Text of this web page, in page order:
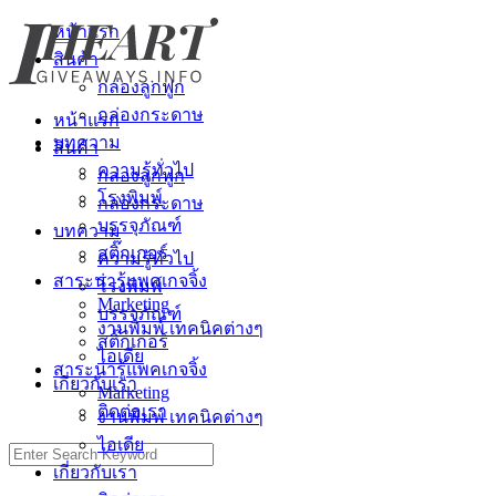
Skip
content
หน้าแรก
สินค้า
กล่องลูกฟูก
กล่องกระดาษ
บทความ
ความรู้ทั่วไป
โรงพิมพ์
บรรจุภัณฑ์
สติ๊กเกอร์
สาระน่ารู้แพคเกจจิ้ง
Marketing
งานพิมพ์ เทคนิคต่างๆ
ไอเดีย
เกี่ยวกับเรา
หน้าแรก
สินค้า
กล่องลูกฟูก
กล่องกระดาษ
บทความ
ความรู้ทั่วไป
โรงพิมพ์
บรรจุภัณฑ์
สติ๊กเกอร์
สาระน่ารู้แพคเกจจิ้ง
Marketing
งานพิมพ์ เทคนิคต่างๆ
ไอเดีย
เกี่ยวกับเรา
ติดต่อเรา
Search
for: